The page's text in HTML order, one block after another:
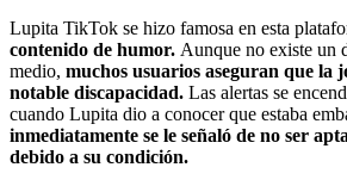
Lupita TikTok se hizo famosa en esta
contenido de humor. Aunque no existe un
medio, muchos usuarios aseguran que la
notable discapacidad. Las alertas se
cuando Lupita dio a conocer que estaba
inmediatamente se le señaló de no ser
debido a su condición.